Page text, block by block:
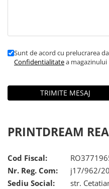
Sunt de acord cu prelucrarea
Confidentialitatea magazinului
PRINTDREAM
Cod Fiscal:
Nr. Reg. Com:
j17/962/
Sediu Social:
str.